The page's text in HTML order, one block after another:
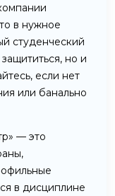
в нужное
студенческий
но и
если нет
или банально
— это
в дисциплине